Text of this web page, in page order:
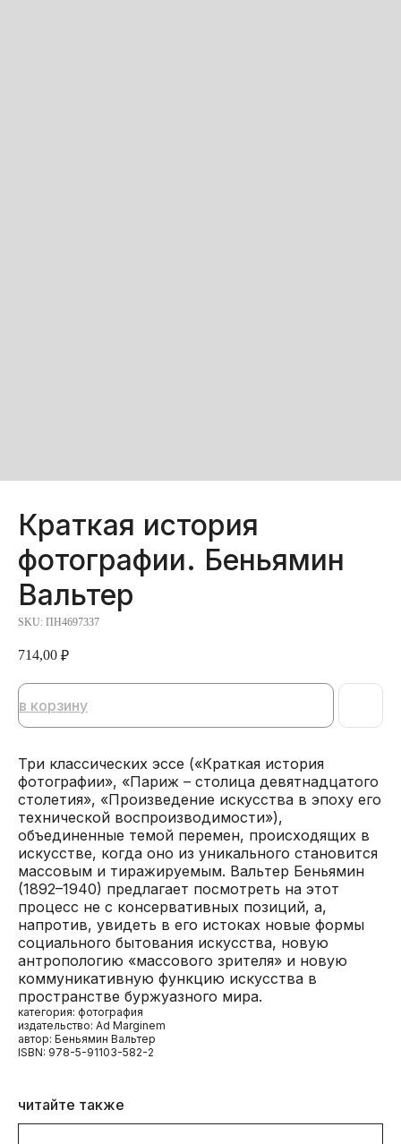
Краткая история
фотографии. Беньямин
Вальтер
SKU: ПН4697337
714,00 ₽
в корзину
Три классических эссе («Краткая история
фотографии», «Париж – столица девятнадцатого
столетия», «Произведение искусства в эпоху его
технической воспроизводимости»),
объединенные темой перемен, происходящих в
искусстве, когда оно из уникального становится
массовым и тиражируемым. Вальтер Беньямин
(1892–1940) предлагает посмотреть на этот
процесс не c консервативных позиций, а,
напротив, увидеть в его истоках новые формы
социального бытования искусства, новую
антропологию «массового зрителя» и новую
коммуникативную функцию искусства в
пространстве буржуазного мира.
категория: фотография
издательство: Ad Marginem
автор: Беньямин Вальтер
ISBN: 978-5-91103-582-2
читайте также